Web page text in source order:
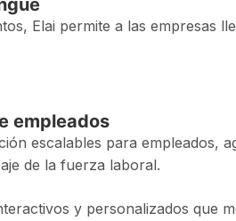
Elai permite a las empresas
empleados
escalables para empleados,
de la fuerza laboral.
y personalizados que